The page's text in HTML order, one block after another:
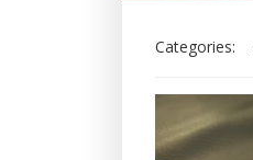
Categories: